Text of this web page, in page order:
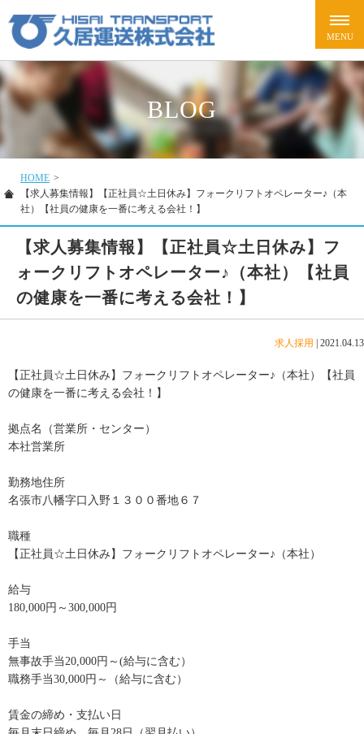
BLOG
HOME >
【求人募集情報】【正社員☆土日休み】フォークリフトオペレーター♪（本
社）【社員の健康を一番に考える会社！】
【求人募集情報】【正社員☆土日休み】フ
ォークリフトオペレーター♪（本社）【社員
の健康を一番に考える会社！】
求人採用 2021.04.13
【正社員☆土日休み】フォークリフトオペレーター♪（本社）【社員
の健康を一番に考える会社！】
拠点名（営業所・センター）
本社営業所
勤務地住所
名張市八幡字口入野１３００番地６７
職種
【正社員☆土日休み】フォークリフトオペレーター♪（本社）
給与
180,000円～300,000円
手当
無事故手当20,000円～(給与に含む）
職務手当30,000円～（給与に含む）
賃金の締め・支払い日